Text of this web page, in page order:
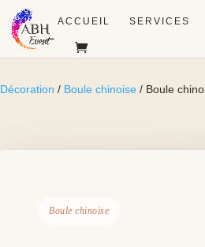
ACCUEIL SERVICES
Décoration / Boule chinoise / Boule
Boule chinoise